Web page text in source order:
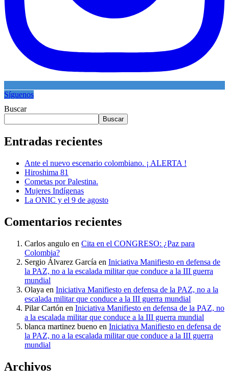
Síguenos
Buscar
Buscar
Entradas recientes
Ante el nuevo escenario colombiano. ¡ ALERTA !
Hiroshima 81
Cometas por Palestina.
Mujeres Indígenas
La ONIC y el 9 de agosto
Comentarios recientes
Carlos angulo en Cita en el CONGRESO: ¿Paz para
Colombia?
Sergio Álvarez García en Iniciativa Manifiesto en defensa de
la PAZ, no a la escalada militar que conduce a la III guerra
mundial
Olaya en Iniciativa Manifiesto en defensa de la PAZ, no a la
escalada militar que conduce a la III guerra mundial
Pilar Cartón en Iniciativa Manifiesto en defensa de la PAZ, no
a la escalada militar que conduce a la III guerra mundial
blanca martinez bueno en Iniciativa Manifiesto en defensa de
la PAZ, no a la escalada militar que conduce a la III guerra
mundial
Archivos